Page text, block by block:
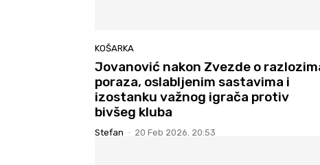
KOŠARKA
Jovanović nakon Zvezde o
poraza, oslabljenim sastavima i
izostanku važnog igrača protiv
bivšeg kluba
Stefan - 20 Feb 2026. 20:53